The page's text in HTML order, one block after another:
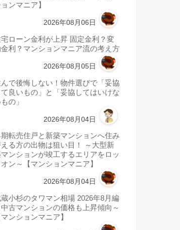
ンマニア】
2026年08月06日
ローン金利が上昇 固定金利？変
利？マンションマニア流の考え方
2026年08月05日
で後悔しない！物件選びで「妥協
て良いもの」と「妥協してはいけな
の」
2026年08月04日
転売住戸と新築マンションへ住み
える方の出物は狙い目！ ～大型新
ンションが竣工するエリアをロッ
オン～【マンションマニア】
2026年08月04日
小杉のタワマン相場 2026年8月編
中古マンションの価格も上昇傾向～
マンションマニア】